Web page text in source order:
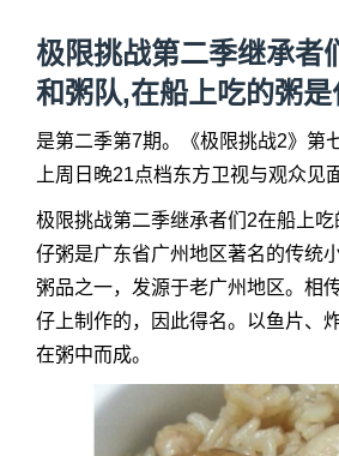
极限挑战第二季继承者
和粥队,在船上吃的粥
是第二季第7期。《极限挑战2》第
上周日晚21点档东方卫视与观众见
极限挑战第二季继承者们2在船上吃
仔粥是广东省广州地区著名的传统
粥品之一，发源于老广州地区。相
仔上制作的，因此得名。以鱼片、
在粥中而成。